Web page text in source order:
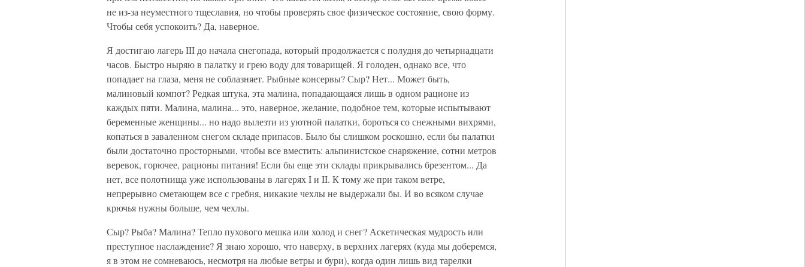
не из-за неуместного тщеславия, но чтобы проверять свое физическое состояние, свою форму.
Чтобы себя успокоить? Да, наверное.
Я достигаю лагерь III до начала снегопада, который продолжается с полудня до четырнадцати
часов. Быстро ныряю в палатку и грею воду для товарищей. Я голоден, однако все, что
попадает на глаза, меня не соблазняет. Рыбные консервы? Сыр? Нет... Может быть,
малиновый компот? Редкая штука, эта малина, попадающаяся лишь в одном рационе из
каждых пяти. Малина, малина... это, наверное, желание, подобное тем, которые испытывают
беременные женщины... но надо вылезти из уютной палатки, бороться со снежными вихрями,
копаться в заваленном снегом складе припасов. Было бы слишком роскошно, если бы палатки
были достаточно просторными, чтобы все вместить: альпинистское снаряжение, сотни метров
веревок, горючее, рационы питания! Если бы еще эти склады прикрывались брезентом... Да
нет, все полотнища уже использованы в лагерях I и II. К тому же при таком ветре,
непрерывно сметающем все с гребня, никакие чехлы не выдержали бы. И во всяком случае
крючья нужны больше, чем чехлы.
Сыр? Рыба? Малина? Тепло пухового мешка или холод и снег? Аскетическая мудрость или
преступное наслаждение? Я знаю хорошо, что наверху, в верхних лагерях (куда мы доберемся,
я в этом не сомневаюсь, несмотря на любые ветры и бури), когда один лишь вид тарелки